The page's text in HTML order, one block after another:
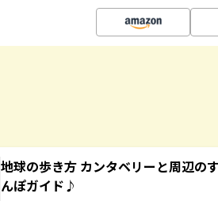
地球の歩き方 カンタベリーと周辺の
んぽガイド♪